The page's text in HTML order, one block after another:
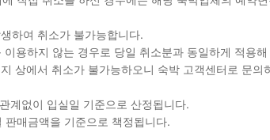
하여 취소가 불가능합니다.
용하지 않는 경우로 당일 취소분과 동일하게 적용
상에서 취소가 불가능하오니 숙박 고객센터로 문의
계없이 입실일 기준으로 산정됩니다.
매금액을 기준으로 책정됩니다.